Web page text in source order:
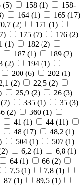
(5) 158 (1)
158-
) 164 (1) 165 (17)
(2) 171 (1)
7) 175 (7) 176 (2)
(1) 182 (2)
187 (1) 189 (2)
(2) 194 (1)
200 (6) 202 (1)
(2) 22,5 (2)
) 25,9 (2) 26 (3)
7) 335 (1) 35 (3)
(2) 360 (1)
41 (1) 44 (11)
48 (17) 48,2 (1)
) 504 (1) 507 (1)
2) 6,2 (1) 6,8 (1)
64 (1) 66 (2)
7,5 (1) 7,8 (1)
87 (1) 89,5 (1)